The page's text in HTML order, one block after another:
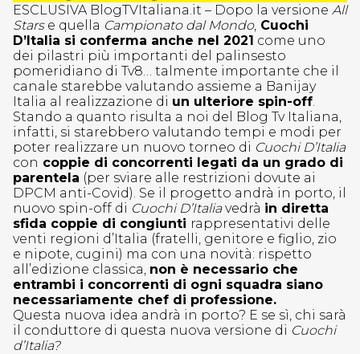
ESCLUSIVA BlogTVItaliana.it – Dopo la versione All
Starse quella Campionato dal Mondo, Cuochi
D’Italia si conferma anche nel 2021 come uno
dei pilastri più importanti del palinsesto
pomeridiano di Tv8… talmente importante che il
canale starebbe valutando assieme a Banijay
Italia al realizzazione di un ulteriore spin-off
Stando a quanto risulta a noi del Blog Tv Italiana,
infatti, si starebbero valutando tempi e modi per
poter realizzare un nuovo torneo di Cuochi D’Italia
con coppie di concorrenti legati da un grado di
parentela (per sviare alle restrizioni dovute ai
DPCM anti-Covid). Se il progetto andrà in porto, il
nuovo spin-off di Cuochi D’Italiavedrà in diretta
sfida coppie di congiunti rappresentativi delle
venti regioni d’Italia (fratelli, genitore e figlio, zio
e nipote, cugini) ma con una novità: rispetto
all’edizione classica, non è necessario che
entrambi i concorrenti di ogni squadra siano
necessariamente chef di professione.
Questa nuova idea andrà in porto? E se sì, chi sarà
il conduttore di questa nuova versione di Cuochi
d’Italia?